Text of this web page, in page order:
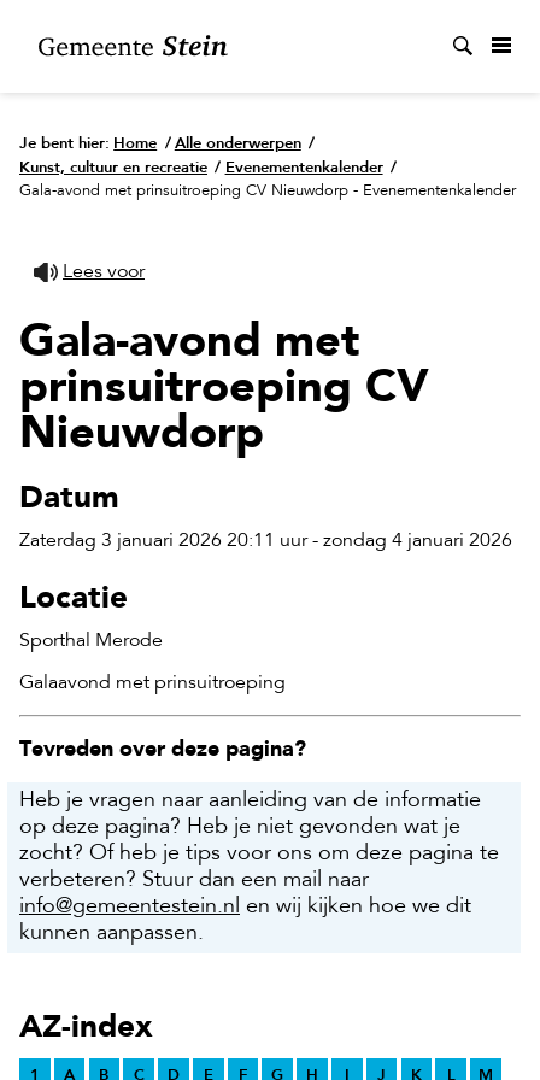
Je bent hier: Home / Alle onderwerpen /
Kunst, cultuur en recreatie / Evenementenkalender /
Gala-avond met prinsuitroeping CV Nieuwdorp - Evenementenkalender
Lees voor
Gala-avond met
prinsuitroeping CV
Nieuwdorp
Datum
Zaterdag 3 januari 2026 20:11 uur - zondag 4 januari 2026
Locatie
Sporthal Merode
Galaavond met prinsuitroeping
Tevreden over deze pagina?
Heb je vragen naar aanleiding van de informatie
op deze pagina? Heb je niet gevonden wat je
zocht? Of heb je tips voor ons om deze pagina te
verbeteren? Stuur dan een mail naar
info@gemeentestein.nl
en wij kijken hoe we dit
kunnen aanpassen.
AZ-index
1 A B C D E F G H I J K L
M